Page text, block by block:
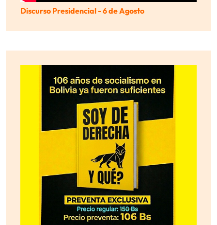
Discurso Presidencial - 6 de Agosto